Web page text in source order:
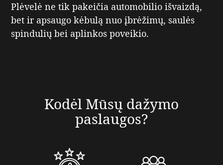
Plėvelė ne tik pakeičia automobilio išvaizdą,
bet ir apsaugo kėbulą nuo įbrėžimų, saulės
spindulių bei aplinkos poveikio.
Kodėl Mūsų dažymo
paslaugos?